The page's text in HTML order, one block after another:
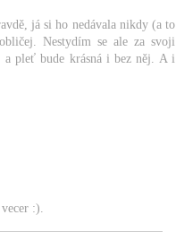
já si ho nedávala nikdy (a to
Nestydím se ale za svoji
pleť bude krásná i bez něj. A i
:).